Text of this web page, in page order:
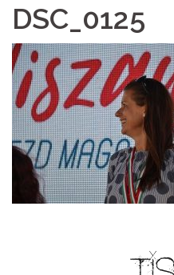
DSC_0125